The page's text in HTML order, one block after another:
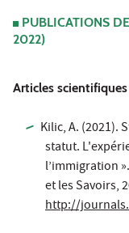
PUBLICATIONS
2022)
Articles
Kilic, A. (2021).
statut.
l’immigration
et les Savoirs,
http://